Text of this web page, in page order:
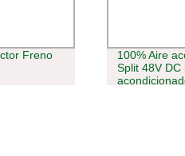
Freno
100% Aire
Split 48V DC